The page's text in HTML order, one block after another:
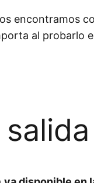
encontramos
al probarlo